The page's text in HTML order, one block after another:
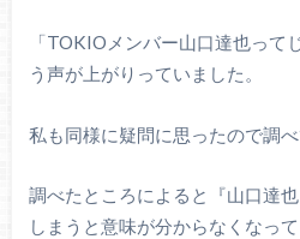
「TOKIOメンバー山口達也って
う声が上がりっていました。
私も同様に疑問に思ったので調べ
調べたところによると『山口達
しまうと意味が分からなくなっ